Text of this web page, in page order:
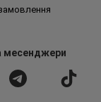
месенджери